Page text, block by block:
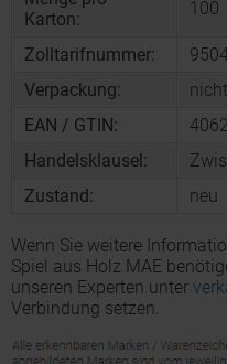
Karton:
100
Zolltarifnummer:
Verpackung:
EAN / GTIN:
Handelsklausel:
Zustand:
neu
Wenn Sie weitere
Spiel aus Holz MAE
unseren Experten unter
Verbindung setzen.